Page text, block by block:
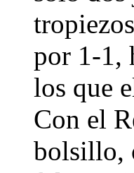
por 1-1,
los que
Con el
bolsillo,